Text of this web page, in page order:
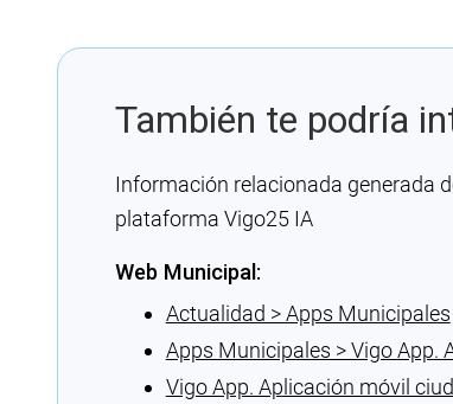
También te podría
Información relacionada generada
plataforma Vigo25 IA
Web Municipal:
Actualidad > Apps Municipales
Apps Municipales > Vigo App.
Vigo App. Aplicación móvil